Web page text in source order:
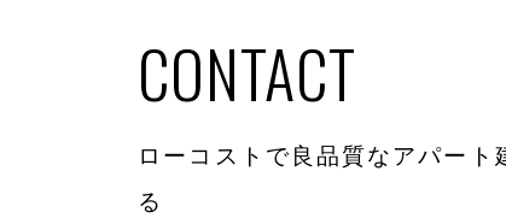
CONTACT
ローコストで良品質なアパー
る